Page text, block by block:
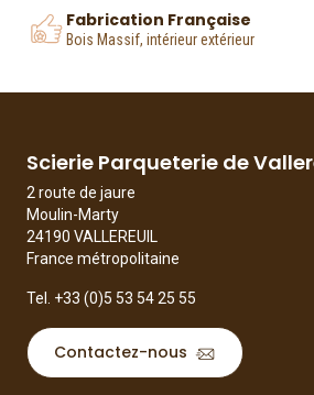
Fabrication Française
Bois Massif, intérieur extérieur
Scierie Parqueterie de
2 route de jaure
Moulin-Marty
24190 VALLEREUIL
France métropolitaine
Tel. +33 (0)5 53 54 25 55
Contactez-nous